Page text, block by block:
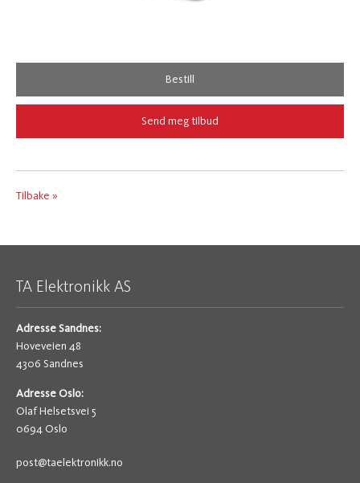
Bestill
Send meg tilbud
Tilbake »
TA Elektronikk AS
Adresse Sandnes:
Hoveveien 48
4306 Sandnes
Adresse Oslo:
Olaf Helsetsvei 5
0694 Oslo
post@taelektronikk.no